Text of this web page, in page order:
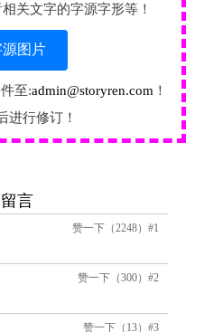
关文字的字源字形等！
图片
至:admin@storyren.com ！
进行修订！